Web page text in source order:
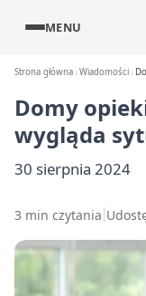
MENU
Strona główna Wiadomości
Domy
wygląda
30 sierpnia 2024
3 min czytania